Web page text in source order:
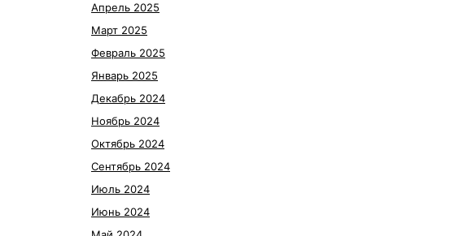
Апрель 2025
Март 2025
Февраль 2025
Январь 2025
Декабрь 2024
Ноябрь 2024
Октябрь 2024
Сентябрь 2024
Июль 2024
Июнь 2024